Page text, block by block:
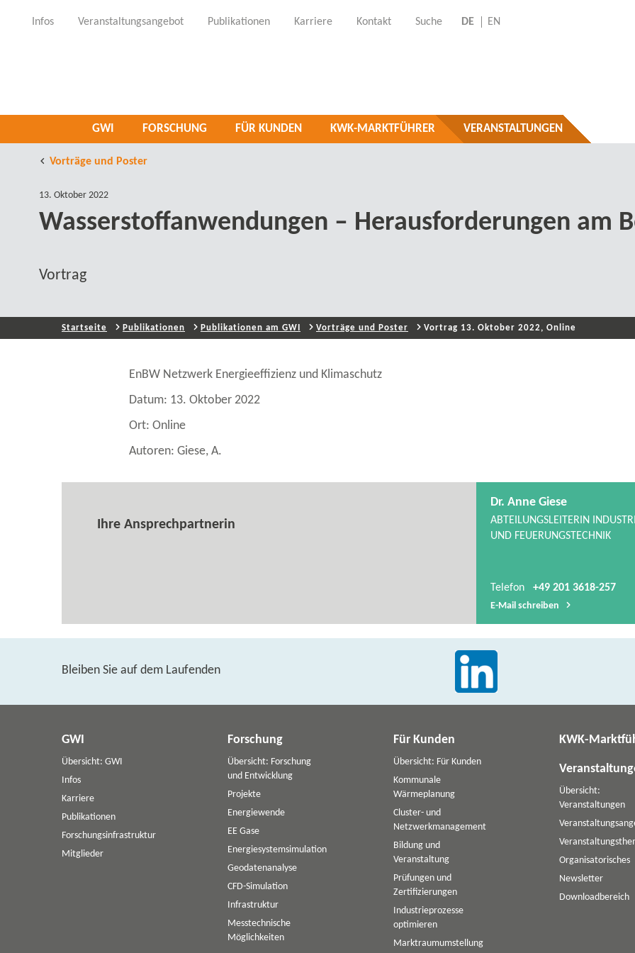
Infos Veranstaltungsangebot Publikationen Karriere Kontakt Suche DE EN
GWI FORSCHUNG FÜR KUNDEN KWK-MARKTFÜHRER VERANSTALTUNGEN
Vorträge und Poster
13. Oktober 2022
Wasserstoffanwendungen – Herausforderungen am
Vortrag
Startseite Publikationen Publikationen am GWI Vorträge und Poster Vortrag 13. Oktober 2022, Online
EnBW Netzwerk Energieeffizienz und Klimaschutz
Datum: 13. Oktober 2022
Ort: Online
Autoren: Giese, A.
Ihre Ansprechpartnerin
Dr. Anne Giese
ABTEILUNGSLEITERIN
UND FEUERUNGSTECHNIK
Telefon +49 201 3618-257
E-​Mail schreiben
Bleiben Sie auf dem Laufenden
GWI
Übersicht: GWI
Infos
Karriere
Publikationen
Forschungsinfrastruktur
Mitglieder
Forschung
Übersicht: Forschung
und Entwicklung
Projekte
Energiewende
EE Gase
Energiesystemsimulation
Geodatenanalyse
CFD-Simulation
Infrastruktur
Messtechnische
Möglichkeiten
Für Kunden
Übersicht: Für Kunden
Kommunale
Wärmeplanung
Cluster- und
Netzwerkmanagement
Bildung und
Veranstaltung
Prüfungen und
Zertifizierungen
Industrieprozesse
optimieren
Marktraumumstellung
KWK-
Übersicht:
Veranstaltungen
Organisatorisches
Newsletter
Downloadbereich